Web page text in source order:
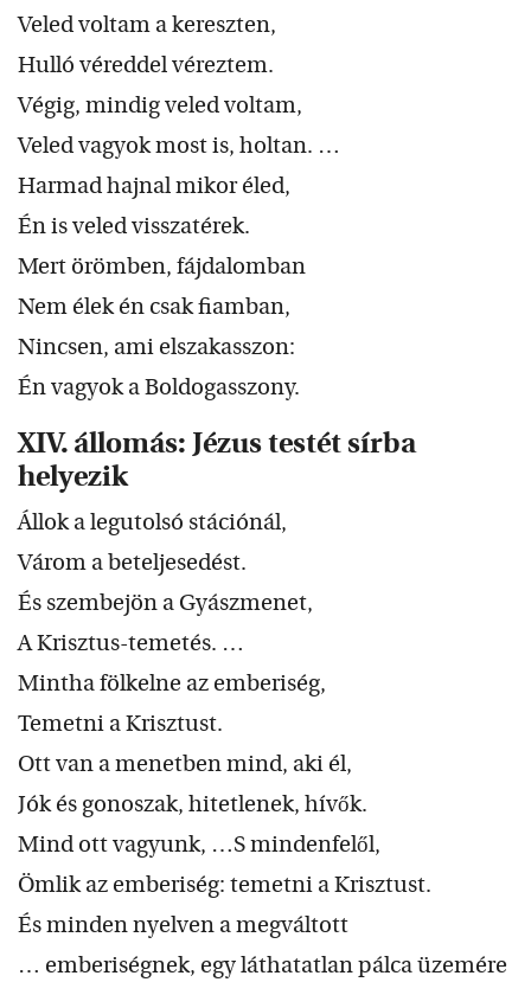
Veled voltam a kereszten,
Hulló véreddel véreztem.
Végig, mindig veled voltam,
Veled vagyok most is, holtan. …
Harmad hajnal mikor éled,
Én is veled visszatérek.
Mert örömben, fájdalomban
Nem élek én csak fiamban,
Nincsen, ami elszakasszon:
Én vagyok a Boldogasszony.
XIV. állomás: Jézus testét sírba
helyezik
Állok a legutolsó stációnál,
Várom a beteljesedést.
És szembejön a Gyászmenet,
A Krisztus-temetés. …
Mintha fölkelne az emberiség,
Temetni a Krisztust.
Ott van a menetben mind, aki él,
Jók és gonoszak, hitetlenek, hívők.
Mind ott vagyunk, …S mindenfelől,
Ömlik az emberiség: temetni a Krisztust.
És minden nyelven a megváltott
… emberiségnek, egy láthatatlan pálca üzemére